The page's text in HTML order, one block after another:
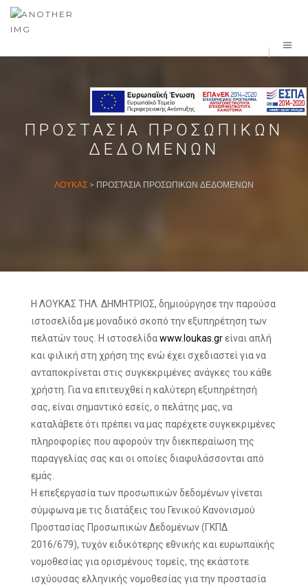
ΠΡΟΣΤΑΣΊΑ ΠΡΟΣΩΠΙΚΏΝ
ΔΕΔΟΜΈΝΩΝ
ΛΟΎΚΑΣ > ΠΡΟΣΤΑΣΊΑ ΠΡΟΣΩΠΙΚΏΝ ΔΕΔΟΜΈΝΩΝ
H ΛΟΥΚΑΣ ΤΗΛ. ΔΗΜΗΤΡΙΟΣ, δημιούργησε την παρούσα
ιστοσελίδα με μοναδικό σκοπό την εξυπηρέτηση των
πελατών τους. Η ιστοσελίδαwww.loukas.grείναι απλή
και φιλική στη χρήση της ενώ έχει σχεδιαστεί για να
ανταποκρίνεται στις συγκεκριμένες ανάγκες του κάθε
χρήστη. Για να επιτευχθεί η καλύτερη εξυπηρέτησή
σας, είναι σημαντικό εσείς, ο πελάτης μας, να
καταλάβετε ότι πρέπει να μας παρέχετε συγκεκριμένες
πληροφορίες που αφορούν την διεκπεραίωση της
παραγγελίας σας και οι οποίες διαφυλάσσονται από
εμάς.
Η επεξεργασία των προσωπικών δεδομένων γίνεται
σύμφωνα με τις διατάξεις του Γενικού Κανονισμού
Προστασίας Προσωπικών Δεδομένων (ΓΚΠΔ
2016/679), τυχόν ειδικότερης εθνικής και ευρωπαϊκής
νομοθεσίας για ορισμένους τομείς, της εκάστοτε
ισχύουσας ελληνικής νομοθεσίας για την προστασία